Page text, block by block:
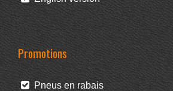
Promotions
Pneus en rabais